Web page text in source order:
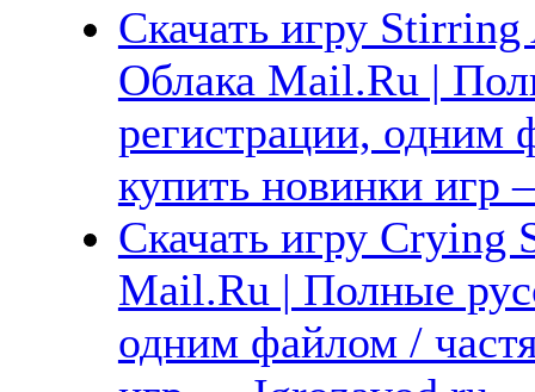
Скачать игру
Облака Mail.Ru |
регистрации, одним
купить новинки
Скачать игру Crying
Mail.Ru | Полные
одним файлом /